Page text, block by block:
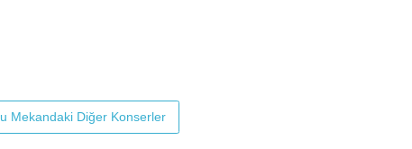
Mekandaki Diğer Konserler